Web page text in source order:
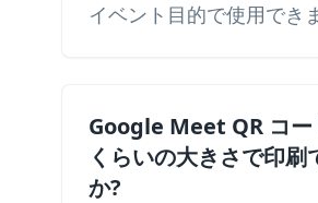
イベント目的で使用でき
Google Meet QR コー
くらいの大きさで印刷
か?